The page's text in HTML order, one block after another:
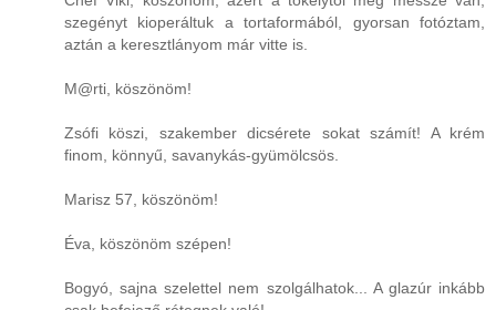
szegényt kioperáltuk a tortaformából, gyorsan fotóztam,
aztán a keresztlányom már vitte is.
M@rti, köszönöm!
Zsófi köszi, szakember dicsérete sokat számít! A krém
finom, könnyű, savanykás-gyümölcsös.
Marisz 57, köszönöm!
Éva, köszönöm szépen!
Bogyó, sajna szelettel nem szolgálhatok... A glazúr inkább